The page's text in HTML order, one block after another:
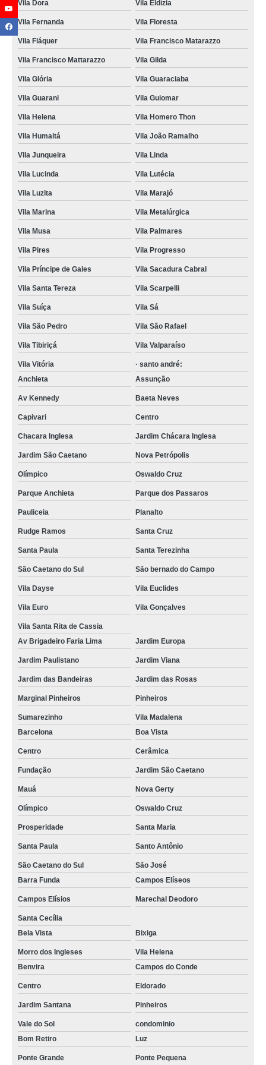
foto lembrança no ABC preço Parque Residencial da Lapa
empresa que faz foto lembrança no Vale do Paraíba São bernado do Campo
valor de foto lembrança infantil Lauzane Paulista
empresa que faz foto lembrança em São Paulo Vila Uberabinha
serviços de foto lembrança Vila Palmares
foto lembrança na Zona Leste Santos
contato de empresa de foto lembrança Imirim
empresa foto lembrança Vila Santa Rita de Cassia
empresa que faz foto lembrança em eventos Vila João Ramalho
foto lembrança preços Rio Pequeno
foto lembrança na Zona Norte Caieiras
contato de empresa foto lembrança Araçatuba
fotos de lembranças de casamento Andradina
empresa que faz foto lembrança na Zona Sul Vila Hamburguesa
foto lembrança Embu-Guaçu
foto lembrança em São Paulo Jardim Aclimação
empresa que faz foto lembrança casamento Sítio Boa Vista
foto lembrança na Zona Norte preço Tatuí
empresa que faz fotos de lembranças de casamento São Vicente
foto lembrança em Santana preço Porto Ferreira
foto lembrança ao vivo preço Vila Guedes
empresa que faz foto lembrança na Zona Norte Rio Pequeno
empresa que faz fotos de lembrança de casamento Vila Ida
valor de serviço de foto lembrança Casa Verde Alta
lembrancinha com foto preço Lauzane Paulista
fotos de lembranças de casamento São Vicente
serviço de foto lembrança Vila Francisco Matarazzo
empresa que faz serviços de foto lembrança Jaguara
empresa que faz foto lembrança preço Santa Efigênia
foto lembrança em eventos preço Capivari
foto lembrança na Grande SP Jardim Ciprestes
valor de foto lembrança em eventos Campestre
serviço foto lembrança preço Butantã
fotos de lembrança de casamento Butantã
serviço de foto lembrança para casamento preço Vila Mariana
empresa de foto lembrança Jardim Europa
foto lembrança preço preço Parque da Mooca
foto lembrança na Grande SP preço Vila Glória
empresa que faz foto lembrança no Vale do Paraíba Vila Vitório
foto lembrança para eventos corporativos preço Vargem Grande Paulista
foto lembrança em Santana Vila Nova Tupi
fotografias de lembrança de casamento Jardim Carla
foto lembrança em eventos Jardim Carla
foto lembrança em São Paulo preço Jardim Jamaica
empresa que faz foto lembrança ao vivo São José dos Campos
Vila Dora Vila Eldízia
Vila Fernanda Vila Floresta
Vila Fláquer Vila Francisco Matarazzo
Vila Francisco Mattarazzo Vila Gilda
Vila Glória Vila Guaraciaba
Vila Guarani Vila Guiomar
Vila Helena Vila Homero Thon
Vila Humaitá Vila João Ramalho
Vila Junqueira Vila Linda
Vila Lucinda Vila Lutécia
Vila Luzita Vila Marajó
Vila Marina Vila Metalúrgica
Vila Musa Vila Palmares
Vila Pires Vila Progresso
Vila Príncipe de Gales Vila Sacadura Cabral
Vila Santa Tereza Vila Scarpelli
Vila Suíça Vila Sá
Vila São Pedro Vila São Rafael
Vila Tibiriçá Vila Valparaíso
Vila Vitória
· santo andré:
Anchieta
Assunção
Av Kennedy Baeta Neves
Capivari Centro
Chacara Inglesa Jardim Chácara Inglesa
Jardim São Caetano Nova Petrópolis
Olímpico Oswaldo Cruz
Parque Anchieta Parque dos Passaros
Pauliceia Planalto
Rudge Ramos Santa Cruz
Santa Paula Santa Terezinha
São Caetano do Sul São bernado do Campo
Vila Dayse Vila Euclides
Vila Euro Vila Gonçalves
Vila Santa Rita de Cassia
Av Brigadeiro Faria Lima
Jardim Europa
Jardim Paulistano Jardim Viana
Jardim das Bandeiras Jardim das Rosas
Marginal Pinheiros Pinheiros
Sumarezinho
Vila Madalena
Barcelona
Boa Vista
Centro Cerâmica
Fundação Jardim São Caetano
Mauá Nova Gerty
Olímpico Oswaldo Cruz
Prosperidade Santa Maria
Santa Paula Santo Antônio
São Caetano do Sul
São José
Barra Funda
Campos Elíseos
Campos Elísios Marechal Deodoro
Santa Cecília
Bela Vista
Bixiga
Morro dos Ingleses
Vila Helena
Benvira
Campos do Conde
Centro Eldorado
Jardim Santana Pinheiros
Vale do Sol
condominio
Bom Retiro
Luz
Ponte Grande
Ponte Pequena